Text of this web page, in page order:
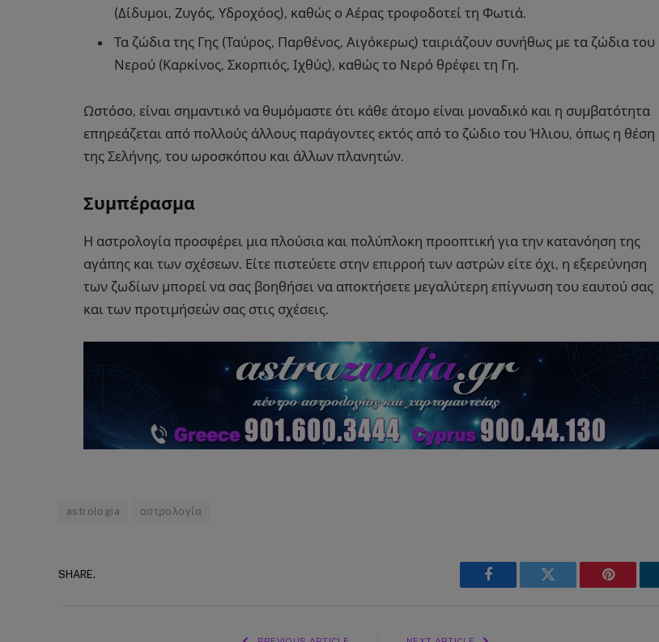
(Δίδυμοι, Ζυγός, Υδροχόος), καθώς ο Αέρας τροφοδοτεί τη Φωτιά.
Τα ζώδια της Γης (Ταύρος, Παρθένος, Αιγόκερως) ταιριάζουν συνήθως με τα ζώδια του
Νερού (Καρκίνος, Σκορπιός, Ιχθύς), καθώς το Νερό θρέφει τη Γη.
Ωστόσο, είναι σημαντικό να θυμόμαστε ότι κάθε άτομο είναι μοναδικό και η συμβατότητα
επηρεάζεται από πολλούς άλλους παράγοντες εκτός από το ζώδιο του Ήλιου, όπως η θέση
της Σελήνης, του ωροσκόπου και άλλων πλανητών.
Συμπέρασμα
Η αστρολογία προσφέρει μια πλούσια και πολύπλοκη προοπτική για την κατανόηση της
αγάπης και των σχέσεων. Είτε πιστεύετε στην επιρροή των αστρών είτε όχι, η εξερεύνηση
των ζωδίων μπορεί να σας βοηθήσει να αποκτήσετε μεγαλύτερη επίγνωση του εαυτού σας
και των προτιμήσεών σας στις σχέσεις.
astrologia αστρολογία
SHARE.
Facebook Twitter Pinterest